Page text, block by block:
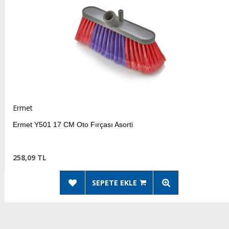
Ermet
Ermet Y501 17 CM Oto Fırçası Asorti
258,09 TL
SEPETE EKLE